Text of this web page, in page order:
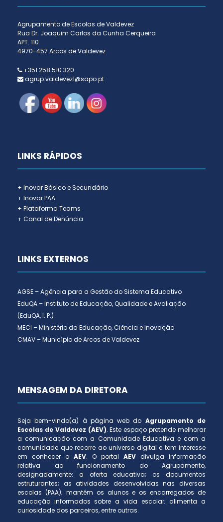
Agrupamento de Escolas de Valdevez
Rua Dr. Joaquim Carlos da Cunha Cerqueira
APT. 110
4970-457 Arcos de Valdevez
+351 258 510 320
agrup.valdevez1@sapo.pt
LINKS RÁPIDOS
+ Inovar Básico e Secundário
+ Inovar PAA
+ Plataforma Teams
+ Canal de Denúncia
LINKS EXTERNOS
AGSE – Agência para a Gestão do Sistema Educativo
EduQA – Instituto de Educação, Qualidade e Avaliação
(EduQA, I. P.)
MECI – Ministério da Educação, Ciência e Inovação
CMAV – Município de Arcos de Valdevez
MENSAGEM DA DIRETORA
Seja bem-vindo(a) à página web do Agrupamento de
Escolas de Valdevez (AEV). Este espaço pretende melhorar
a comunicação com a Comunidade Educativa e com a
comunidade que recorre ao universo digital e tem interesse
em conhecer o AEV. O portal AEV divulga informação
relativa ao funcionamento do Agrupamento,
designadamente: a oferta educativa; os documentos
estruturantes; as atividades desenvolvidas nas diversas
escolas (PAA); mantém os alunos e os encarregados de
educação informados sobre a vida escolar; alimenta a
curiosidade dos parceiros, entre outras.